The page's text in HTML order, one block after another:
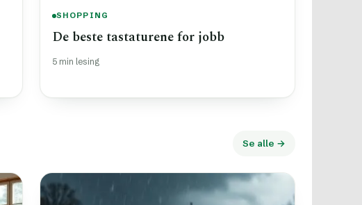
SHOPPING
De beste tastaturene for jobb
5 min lesing
Se alle →